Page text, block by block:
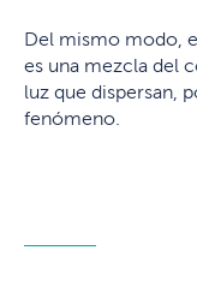
Del mismo modo,
es una mezcla del
luz que dispersan,
fenómeno.